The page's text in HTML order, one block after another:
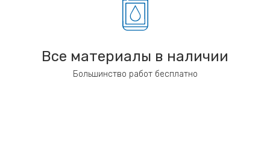
Все материалы в наличии
Большинство работ бесплатно